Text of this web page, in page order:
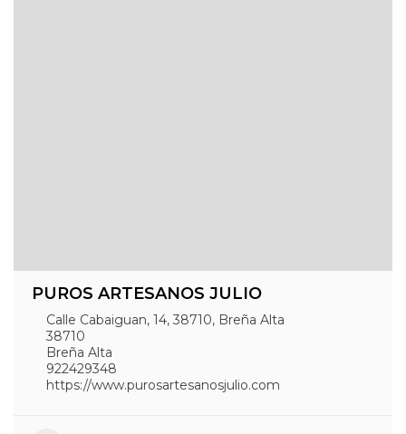
PUROS ARTESANOS JULIO
Calle Cabaiguan, 14, 38710, Breña Alta
38710
Breña Alta
922429348
https://www.purosartesanosjulio.com